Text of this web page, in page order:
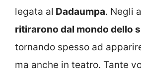
legata al Dadaumpa. Negli
ritirarono dal mondo dello
tornando spesso ad
ma anche in teatro. Tante